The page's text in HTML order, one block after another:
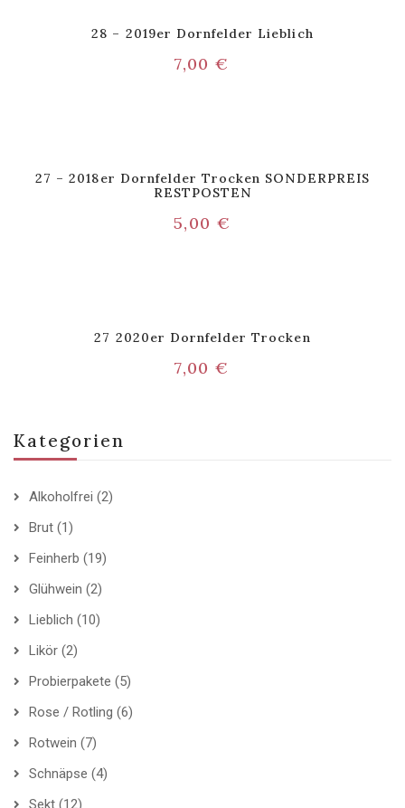
Kategorien
Alkoholfrei (2)
Brut (1)
Feinherb (19)
Glühwein (2)
Lieblich (10)
Likör (2)
Probierpakete (5)
Rose / Rotling (6)
Rotwein (7)
Schnäpse (4)
Sekt (12)
28 – 2019er Dornfelder Lieblich
7,00€
27 – 2018er Dornfelder Trocken SONDERPREIS
RESTPOSTEN
5,00 €
27 2020er Dornfelder Trocken
7,00€